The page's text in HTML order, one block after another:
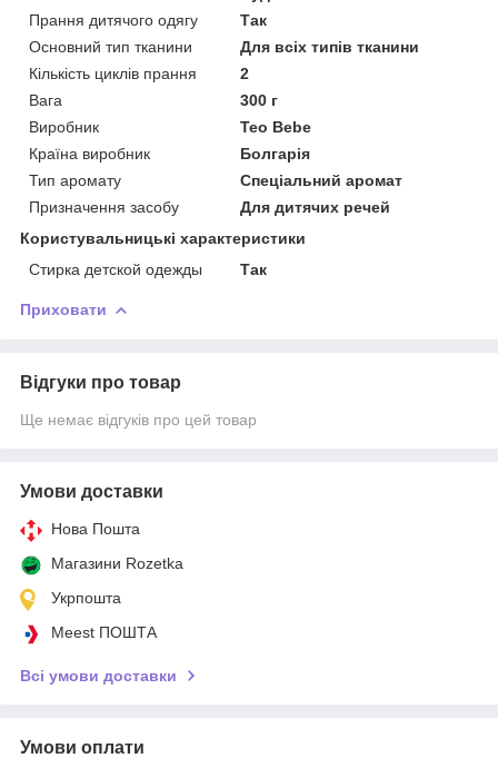
Прання дитячого одягу
Так
Основний тип тканини
Для всіх типів тканини
Кількість циклів прання
2
Вага
300 г
Виробник
Teo Bebe
Країна виробник
Болгарія
Тип аромату
Спеціальний аромат
Призначення засобу
Для дитячих речей
Користувальницькі характеристики
Стирка детской одежды
Так
Приховати
Відгуки про товар
Ще немає відгуків про цей товар
Умови доставки
Нова Пошта
Магазини Rozetka
Укрпошта
Meest ПОШТА
Всі умови доставки
Умови оплати